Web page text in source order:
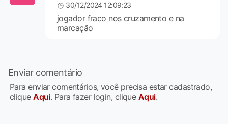
30/12/2024 12:09:23
jogador fraco nos cruzamento e na
marcação
Enviar comentário
Para enviar comentários, você precisa estar cadastrado,
cliqueAqui. Para fazer login, clique Aqui.